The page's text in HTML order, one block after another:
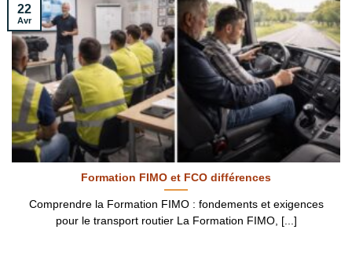
Formation FIMO et FCO différences
Comprendre la Formation FIMO : fondements et exigences
pour le transport routier La Formation FIMO, [...]
22
Avr